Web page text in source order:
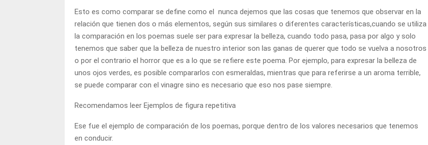
Esto es como comparar se define como el nunca dejemos que las cosas que tenemos que observar en la
relación que tienen dos o más elementos, según sus similares o diferentes características,cuando se utiliza
la comparación en los poemas suele ser para expresar la belleza, cuando todo pasa, pasa por algo y solo
tenemos que saber que la belleza de nuestro interior son las ganas de querer que todo se vuelva a nosotros
o por el contrario el horror que es a lo que se refiere este poema. Por ejemplo, para expresar la belleza de
unos ojos verdes, es posible compararlos con esmeraldas, mientras que para referirse a un aroma terrible,
se puede comparar con el vinagre sino es necesario que eso nos pase siempre.
Recomendamos leer Ejemplos de figura repetitiva
Ese fue el ejemplo de comparación de los poemas, porque dentro de los valores necesarios que tenemos
en conducir.